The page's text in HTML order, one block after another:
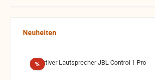
Produktgalerie überspringen
Neuheiten
%Rabatt